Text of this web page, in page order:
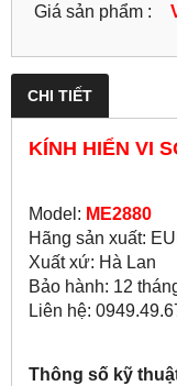
Giá sản phẩm :
CHI TIẾT
KÍNH HIỂN VI
Model: ME2880
Hãng sản xuất:
Xuất xứ: Hà Lan
Bảo hành: 12
Liên hệ:
Thông số kỹ